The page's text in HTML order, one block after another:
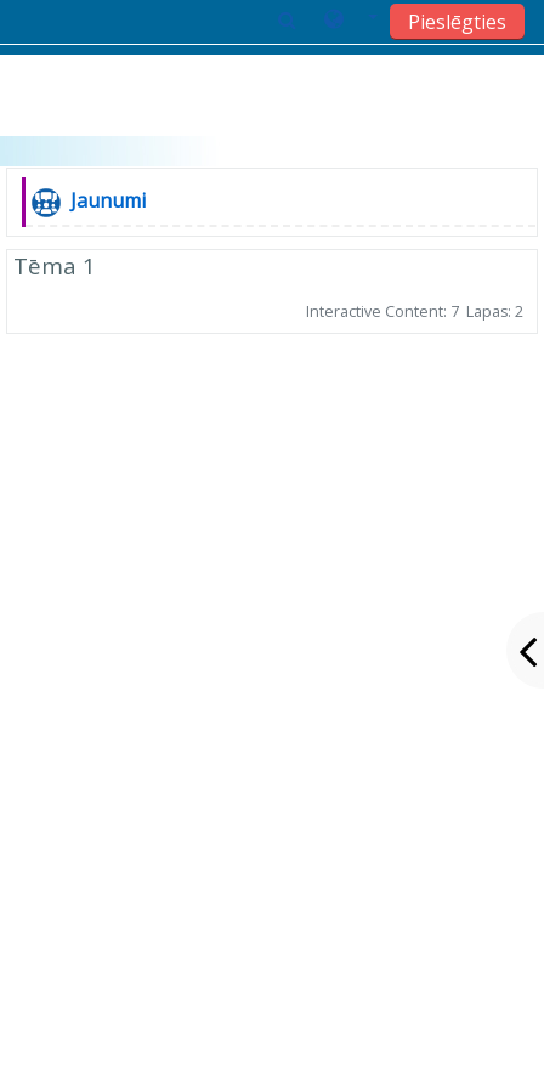
Pieslēgties
Tēmu izklāsts
Vispārēji
Jaunumi
Forums
Tēma 1
Interactive Content: 7 Lapas: 2